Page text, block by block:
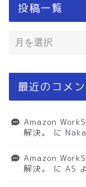
投稿一覧
最近のコメ
Amazon
解決。
に
Amazon
解決。
に AS